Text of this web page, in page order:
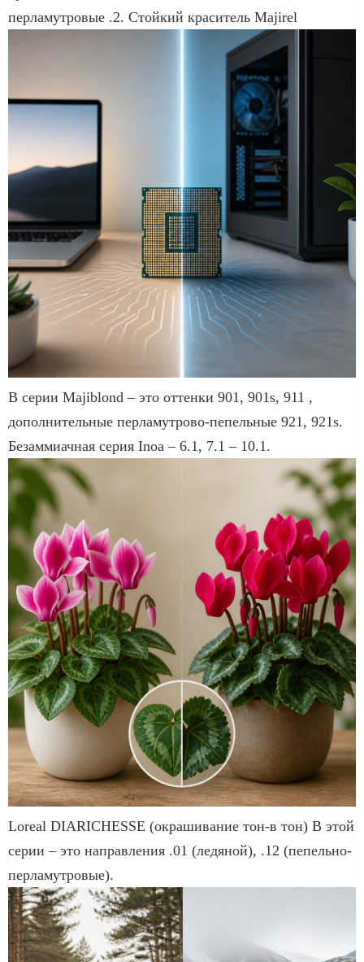
перламутровые .2. Стойкий краситель Majirel
В серии Majiblond – это оттенки 901, 901s, 911 ,
дополнительные перламутрово-пепельные 921, 921s.
Безаммиачная серия Inoa – 6.1, 7.1 – 10.1.
Loreal DIARICHESSE (окрашивание тон-в тон) В этой
серии – это направления .01 (ледяной), .12 (пепельно-
перламутровые).